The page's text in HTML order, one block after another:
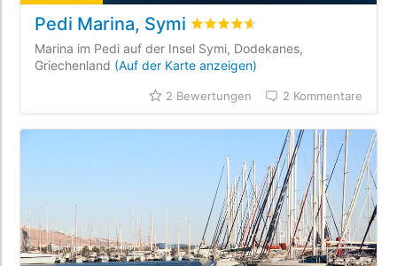
Pedi Marina, Symi bewertet4.6
Marina im Pedi auf der Insel Symi, Dodekanes,
Griechenland (Auf der Karte anzeigen)
2 Bewertungen 2 Kommentare